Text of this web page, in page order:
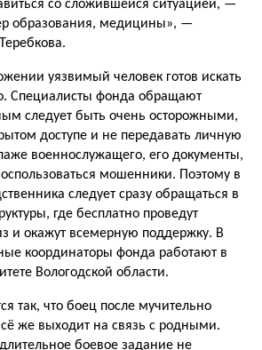
со сложившейся ситуацией, —
образования, медицины», —
уязвимый человек готов искать
Специалисты фонда обращают
следует быть очень осторожными,
доступе и не передавать личную
военнослужащего, его документы,
мошенники. Поэтому в
cледует сразу обращаться в
где бесплатно проведут
и окажут всемерную поддержку. В
координаторы фонда работают в
Вологодской области.
так, что боец после мучительно
же выходит на связь с родными.
боевое задание не